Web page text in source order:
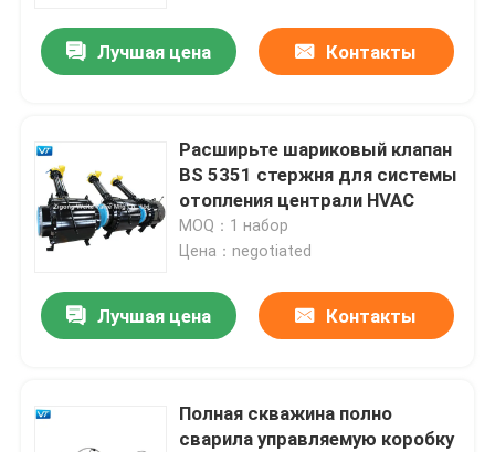
О Компании
Лучшая цена Контакты
Расширьте шариковый клапан
BS 5351 стержня для системы
отопления централи HVAC
MOQ：1 набор
Цена：negotiated
Лучшая цена Контакты
Полная скважина полно
сварила управляемую коробку